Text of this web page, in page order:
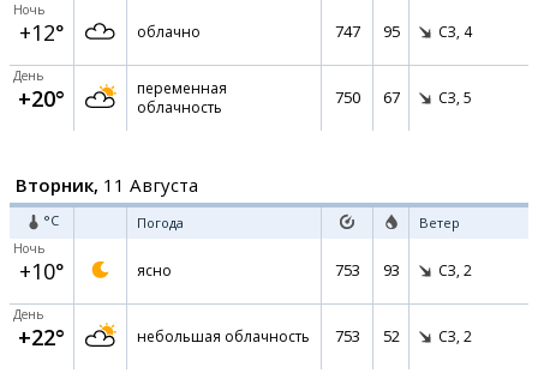
Ночь
+12° облачно 747 95 СЗ, 4
День
+20°
переменная
облачность
750 67 СЗ, 5
Вторник, 11 Августа
°C Погода Ветер
Ночь
+10° ясно 753 93 СЗ, 2
День
+22° небольшая облачность 753 52 СЗ, 2